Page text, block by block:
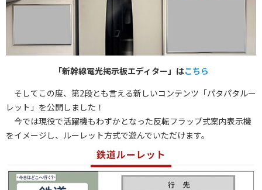
「新幹線電光掲示板エディター」はこちら
そしてこの度、第2段とも言える新しいコンテンツ「パタパタルー
レット」を公開しました！
今では現役で活躍機もわずかとなった反転フラップ式案内表示機
をイメージし、ルーレット方式で遊んでいただけます。